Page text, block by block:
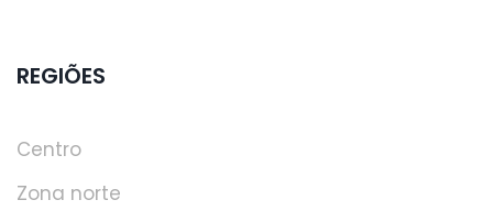
REGIÕES
Centro
Zona norte